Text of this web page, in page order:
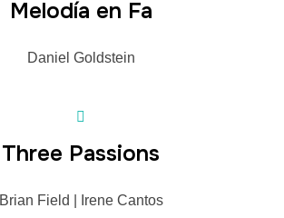
Melodía en Fa
Daniel Goldstein
Three Passions
Brian Field | Irene Cantos